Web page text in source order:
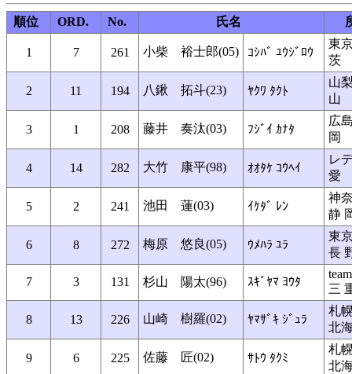
順位 ORD. No. 氏名
1 7 261 小柴 裕士郎(05) ｺｼﾊﾞ ﾕｳｼﾞﾛｳ
東
茨
2 11 194 八鍬 拓斗(23) ﾔｸﾜ ﾀｸﾄ
山
山
3 1 208 藤井 奏汰(03) ﾌｼﾞｲ ｶﾅﾀ
広
岡
4 14 282 大竹 康平(98) ｵｵﾀｹ ｺｳﾍｲ
レ
愛
5 2 241 池田 蓮(03) ｲｹﾀﾞ ﾚﾝ
神
静
6 8 272 梅原 悠良(05) ｳﾒﾊﾗ ﾕﾗ
東
長
7 3 131 杉山 陽太(96) ｽｷﾞﾔﾏ ﾖｳﾀ
三
8 13 226 山崎 樹羅(02) ﾔﾏｻﾞｷ ｼﾞｭﾗ
札
北
9 6 225 佐藤 匠(02) ｻﾄｳ ﾀｸﾐ
札
北